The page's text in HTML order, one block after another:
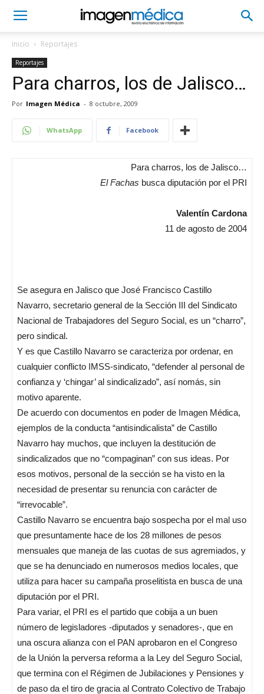
Inicio Reportajes
Reportajes
Para charros, los de Jalisco…
Por Imagen Médica - 8 octubre, 2009
WhatsApp Facebook
Para charros, los de Jalisco…
El Fachas busca diputación por el PRI
Valentín Cardona
11 de agosto de 2004
Se asegura en Jalisco que José Francisco Castillo
Navarro, secretario general de la Sección III del Sindicato
Nacional de Trabajadores del Seguro Social, es un “charro”,
pero sindical.
Y es que Castillo Navarro se caracteriza por ordenar, en
cualquier conflicto IMSS-sindicato, “defender al personal de
confianza y ‘chingar’ al sindicalizado”, así nomás, sin
motivo aparente.
De acuerdo con documentos en poder de Imagen Médica,
ejemplos de la conducta “antisindicalista” de Castillo
Navarro hay muchos, que incluyen la destitución de
sindicalizados que no “compaginan” con sus ideas. Por
esos motivos, personal de la sección se ha visto en la
necesidad de presentar su renuncia con carácter de
“irrevocable”.
Castillo Navarro se encuentra bajo sospecha por el mal uso
que presuntamente hace de los 28 millones de pesos
mensuales que maneja de las cuotas de sus agremiados, y
que se ha denunciado en numerosos medios locales, que
utiliza para hacer su campaña proselitista en busca de una
diputación por el PRI.
Para variar, el PRI es el partido que cobija a un buen
número de legisladores -diputados y senadores-, que en
una oscura alianza con el PAN aprobaron en el Congreso
de la Unión la perversa reforma a la Ley del Seguro Social,
que termina con el Régimen de Jubilaciones y Pensiones y
de paso da el tiro de gracia al Contrato Colectivo de Trabajo